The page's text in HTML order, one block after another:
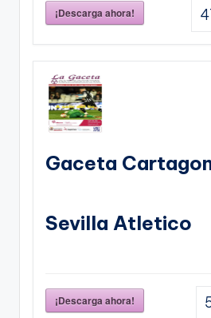
¡Descarga ahora!
Gaceta
Sevilla Atletico
¡Descarga ahora!